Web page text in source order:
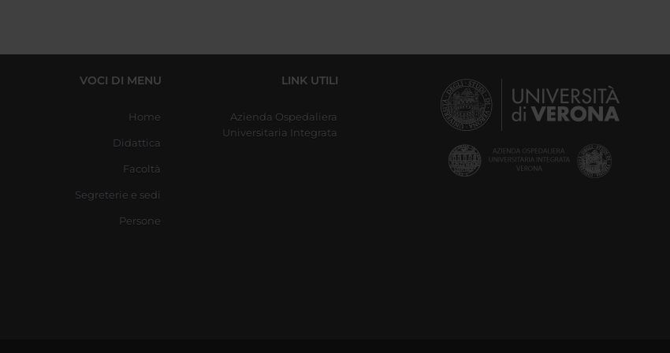
VOCI DI MENU
Home
Didattica
Facoltà
Segreterie e sedi
Persone
LINK UTILI
Azienda Ospedaliera
Universitaria Integrata